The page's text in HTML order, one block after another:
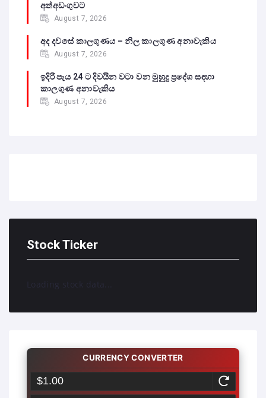
අත්අඩංගුවට
August 7, 2026
අද දවසේ කාලගුණය – නිල කාලගුණ අනාවැකිය
August 7, 2026
ඉදිරි පැය 24 ට දිවයින වටා වන මුහුදු ප්‍රදේශ සඳහා
කාලගුණ අනාවැකිය
August 7, 2026
Stock Ticker
Loading stock data...